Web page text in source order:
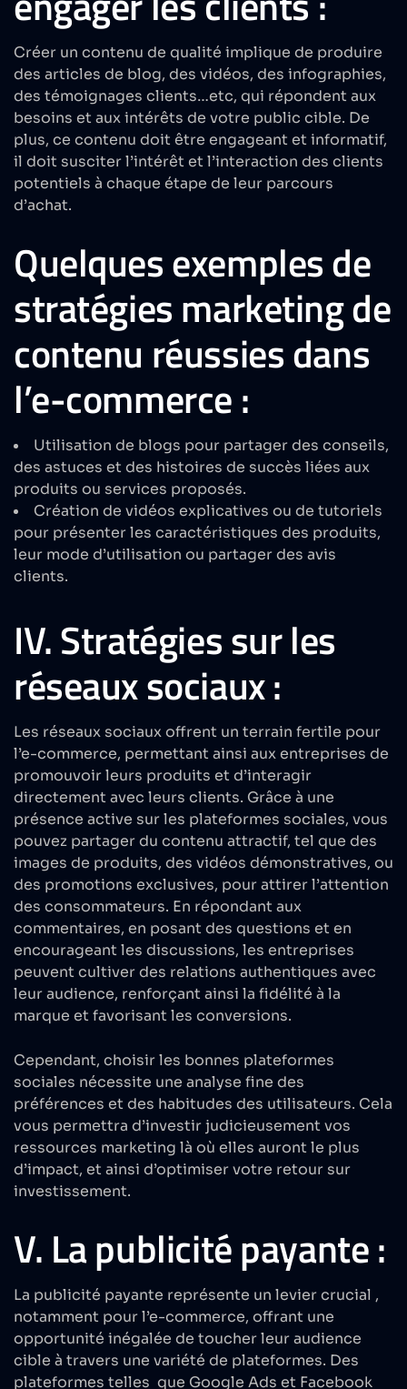
Créer un contenu de qualité implique de produire
des articles de blog, des vidéos, des infographies,
des témoignages clients…etc, qui répondent aux
besoins et aux intérêts de votre public cible. De
plus, ce contenu doit être engageant et informatif,
il doit susciter l’intérêt et l’interaction des clients
potentiels à chaque étape de leur parcours
d’achat.
Quelques exemples de
stratégies marketing de
contenu réussies dans
l’e-commerce :
Utilisation de blogs pour partager des conseils,
des astuces et des histoires de succès liées aux
produits ou services proposés.
Création de vidéos explicatives ou de tutoriels
pour présenter les caractéristiques des produits,
leur mode d’utilisation ou partager des avis
clients.
IV. Stratégies sur les
réseaux sociaux :
Les réseaux sociauxoffrent un terrain fertile pour
l’e-commerce, permettant ainsi aux entreprises de
promouvoir leurs produits et d’interagir
directement avec leurs clients. Grâce à une
présence active sur les plateformes sociales, vous
pouvez partager du contenu attractif, tel que des
images de produits, des vidéos démonstratives, ou
des promotions exclusives, pour attirer l’attention
des consommateurs. En répondant aux
commentaires, en posant des questions et en
encourageant les discussions, les entreprises
peuvent cultiver des relations authentiques avec
leur audience, renforçant ainsi la fidélité à la
marque et favorisant les conversions.
Cependant, choisir les bonnes plateformes
sociales nécessite une analyse fine des
préférences et des habitudes des utilisateurs. Cela
vous permettra d’investir judicieusement vos
ressources marketing là où elles auront le plus
d’impact, et ainsi d’optimiser votre retour sur
investissement.
V. La publicité payante :
La publicité payante représente un levier crucial ,
notamment pour l’e-commerce, offrant une
opportunité inégalée de toucher leur audience
cible à travers une variété de plateformes. Des
plateformes telles que Google Ads et Facebook